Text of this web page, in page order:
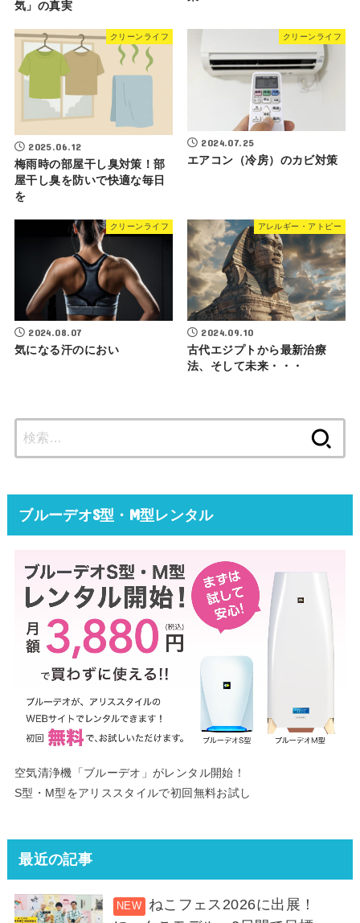
気」の真実
クリーンライフ
2025.06.12
梅雨時の部屋干し臭対策！部
屋干し臭を防いで快適な毎日
を
クリーンライフ
2024.07.25
エアコン（冷房）のカビ対策
クリーンライフ
2024.08.07
気になる汗のにおい
アレルギー・アトピー
2024.09.10
古代エジプトから最新治療
法、そして未来・・・
ブルーデオS型・M型レンタル
空気清浄機「ブルーデオ」がレンタル開始！
S型・M型をアリススタイルで初回無料お試し
最近の記事
ねこフェス2026に出展！